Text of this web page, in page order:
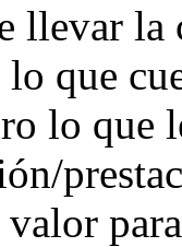
llevar la
que
lo que